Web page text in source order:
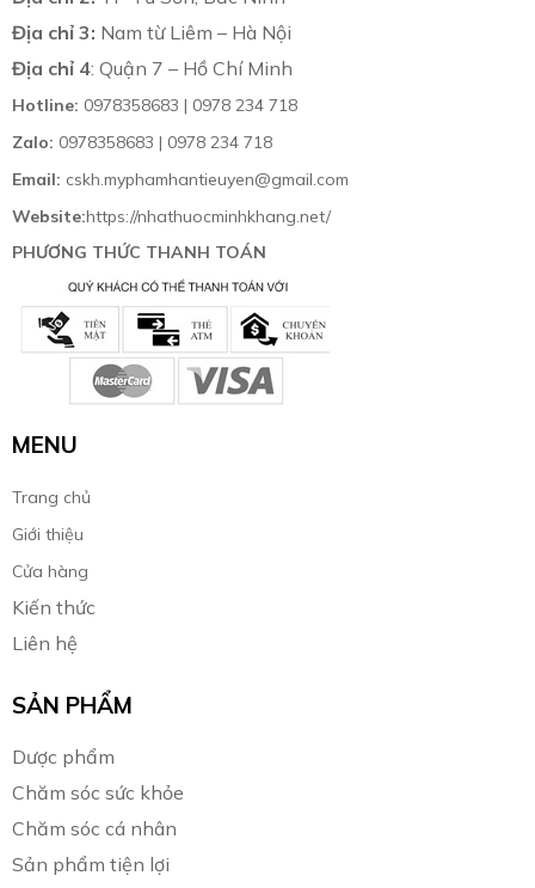
Địa chỉ 3: Nam từ Liêm – Hà Nội
Địa chỉ 4: Quận 7 – Hồ Chí Minh
Hotline: 0978358683 | 0978 234 718
Zalo: 0978358683 | 0978 234 718
Email: cskh.myphamhantieuyen@gmail.com
Website:https://nhathuocminhkhang.net/
PHƯƠNG THỨC THANH TOÁN
MENU
Trang chủ
Giới thiệu
Cửa hàng
Kiến thức
Liên hệ
SẢN PHẨM
Dược phẩm
Chăm sóc sức khỏe
Chăm sóc cá nhân
Sản phẩm tiện lợi